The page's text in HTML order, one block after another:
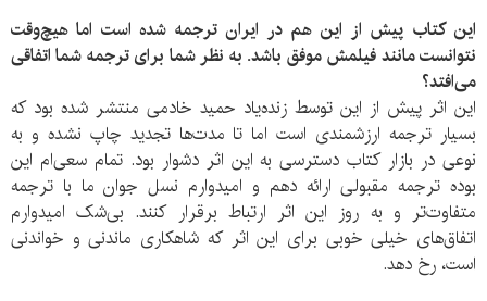
این کتاب پیش از این هم در ایران ترجمه شده است اما هیچ‌وقت
نتوانست مانند فیلمش موفق باشد. به نظر شما برای ترجمه شما اتفاقی
می‌افتد؟
این اثر پیش از این توسط زنده‌یاد حمید خادمی منتشر شده بود که
بسیار ترجمه ارزشمندی ا‌ست اما تا مدت‌ها تجدید چاپ نشده و به
نوعی در بازار کتاب دسترسی به این اثر دشوار بود. تمام سعی‌ام این
بوده ترجمه مقبولی ارائه دهم و امیدوارم نسل جوان ما با ترجمه
متفاوت‌تر و به روز این اثر ارتباط برقرار کنند. بی‌شک امیدوارم
اتفاق‌های خیلی خوبی برای این اثر که شاهکاری ماندنی و خواندنی
ا‌ست، رخ دهد.